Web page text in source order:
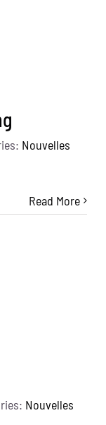
Nouvelles
Read More
Nouvelles